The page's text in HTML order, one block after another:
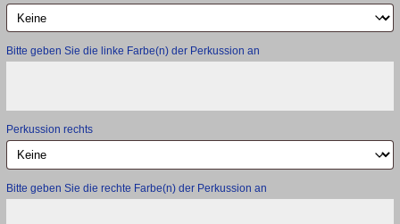
Bitte geben Sie die linke Farbe(n) der Perkussion an
Perkussion rechts
Bitte geben Sie die rechte Farbe(n) der Perkussion an